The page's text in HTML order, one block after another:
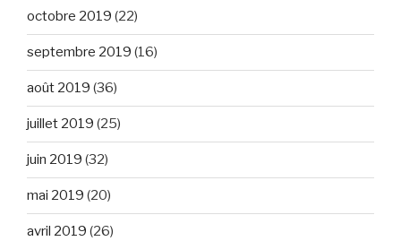
octobre 2019 (22)
septembre 2019 (16)
août 2019 (36)
juillet 2019 (25)
juin 2019 (32)
mai 2019 (20)
avril 2019 (26)